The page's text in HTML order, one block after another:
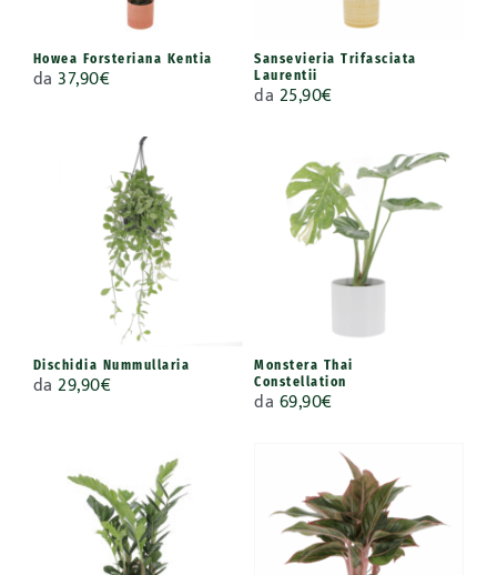
Howea Forsteriana Kentia
da37,90€
Sansevieria Trifasciata
Laurentii
da 25,90€
Dischidia Nummullaria
da29,90€
Monstera Thai
Constellation
da 69,90€